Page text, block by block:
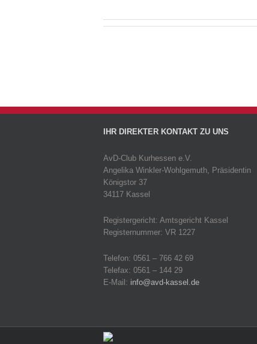
IHR DIREKTER KONTAKT ZU UNS
AvD-Club Kurhessen e.V.
Angelika Winkler-Wohlgemuth, Präsidentin
Königstor 37
34117 Kassel
Registergericht: Amtsgericht Kassel
Registernummer: VR 1227
Telefon: 0561 – 766 42 69
Telefax: 0561 – 144 29
E-Mail: info@avd-kassel.de